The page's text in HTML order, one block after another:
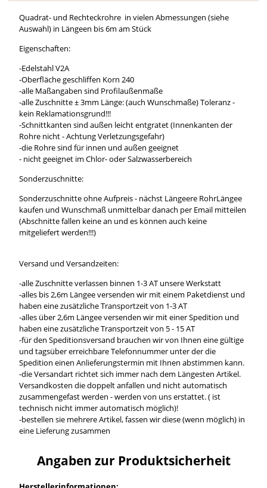
Quadrat- und Rechteckrohre in vielen Abmessungen (siehe
Auswahl) in Längeen bis 6m am Stück
Eigenschaften:
-Edelstahl V2A
-Oberfläche geschliffen Korn 240
-alle Maßangaben sind Profilaußenmaße
-alle Zuschnitte ± 3mm Länge: (auch Wunschmaße) Toleranz -
kein Reklamationsgrund!!!
-Schnittkanten sind außen leicht entgratet (Innenkanten der
Rohre nicht - Achtung Verletzungsgefahr)
-die Rohre sind für innen und außen geeignet
- nicht geeignet im Chlor- oder Salzwasserbereich
Sonderzuschnitte:
Sonderzuschnitte ohne Aufpreis - nächst Längeere RohrLängee
kaufen und Wunschmaß unmittelbar danach per Email mitteilen
(Abschnitte fallen keine an und es können auch keine
mitgeliefert werden!!!)
Versand und Versandzeiten:
-alle Zuschnitte verlassen binnen 1-3 AT unsere Werkstatt
-alles bis 2,6m Längee versenden wir mit einem Paketdienst und
haben eine zusätzliche Transportzeit von 1-3 AT
-alles über 2,6m Längee versenden wir mit einer Spedition und
haben eine zusätzliche Transportzeit von 5 - 15 AT
-für den Speditionsversand brauchen wir von Ihnen eine gültige
und tagsüber erreichbare Telefonnummer unter der die
Spedition einen Anlieferungstermin mit Ihnen abstimmen kann.
-die Versandart richtet sich immer nach dem Längesten Artikel.
Versandkosten die doppelt anfallen und nicht automatisch
zusammengefast werden - werden von uns erstattet. ( ist
technisch nicht immer automatisch möglich)!
-bestellen sie mehrere Artikel, fassen wir diese (wenn möglich) in
eine Lieferung zusammen
Angaben zur Produktsicherheit